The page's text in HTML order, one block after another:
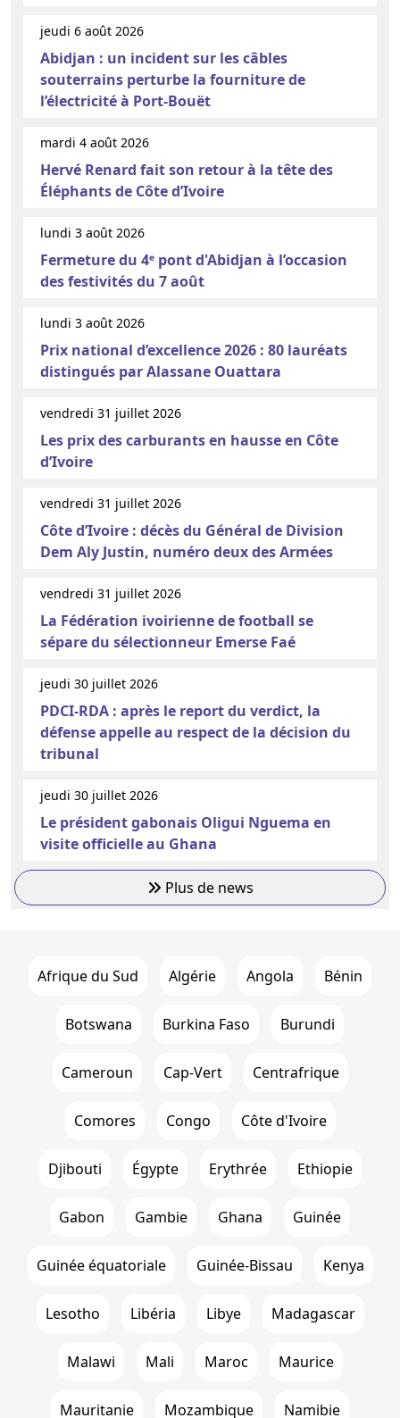
jeudi 6 août 2026
Abidjan : un incident sur les câbles
souterrains perturbe la fourniture de
l’électricité à Port-Bouët
mardi 4 août 2026
Hervé Renard fait son retour à la tête des
Éléphants de Côte d’Ivoire
lundi 3 août 2026
Fermeture du 4ᵉ pont d'Abidjan à l’occasion
des festivités du 7 août
lundi 3 août 2026
Prix national d’excellence 2026 : 80 lauréats
distingués par Alassane Ouattara
vendredi 31 juillet 2026
Les prix des carburants en hausse en Côte
d’Ivoire
vendredi 31 juillet 2026
Côte d’Ivoire : décès du Général de Division
Dem Aly Justin, numéro deux des Armées
vendredi 31 juillet 2026
La Fédération ivoirienne de football se
sépare du sélectionneur Emerse Faé
jeudi 30 juillet 2026
PDCI-RDA : après le report du verdict, la
défense appelle au respect de la décision du
tribunal
jeudi 30 juillet 2026
Le président gabonais Oligui Nguema en
visite officielle au Ghana
Plus de news
Afrique du Sud Algérie Angola Bénin
Botswana Burkina Faso Burundi
Cameroun Cap-Vert Centrafrique
Comores Congo Côte d'Ivoire
Djibouti Égypte Erythrée Ethiopie
Gabon Gambie Ghana Guinée
Guinée équatoriale Guinée-Bissau Kenya
Lesotho Libéria Libye Madagascar
Malawi Mali Maroc Maurice
Mauritanie Mozambique Namibie